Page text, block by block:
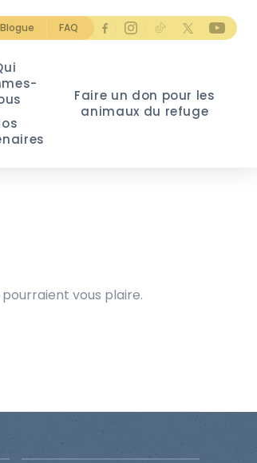
Blogue FAQ
Faire un don pour les
animaux du refuge
vous plaire.